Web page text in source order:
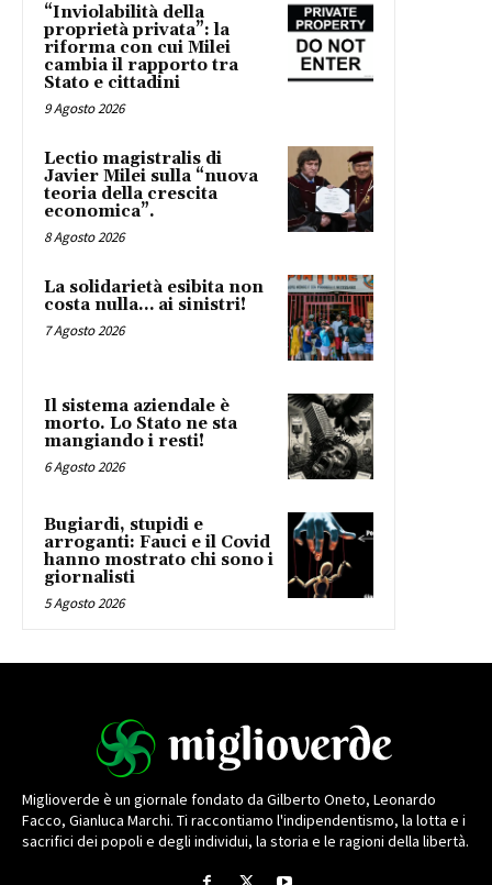
“Inviolabilità della
proprietà privata”: la
riforma con cui Milei
cambia il rapporto tra
Stato e cittadini
9 Agosto 2026
Lectio magistralis di
Javier Milei sulla “nuova
teoria della crescita
economica”.
8 Agosto 2026
La solidarietà esibita non
costa nulla… ai sinistri!
7 Agosto 2026
Il sistema aziendale è
morto. Lo Stato ne sta
mangiando i resti!
6 Agosto 2026
Bugiardi, stupidi e
arroganti: Fauci e il Covid
hanno mostrato chi sono i
giornalisti
5 Agosto 2026
Miglioverde è un giornale fondato da Gilberto Oneto, Leonardo
Facco, Gianluca Marchi. Ti raccontiamo l'indipendentismo, la lotta e i
sacrifici dei popoli e degli individui, la storia e le ragioni della libertà.